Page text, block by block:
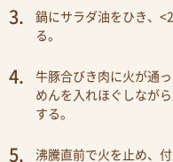
鍋にサラダ油をひき、
る。
牛豚合びき肉に火が通
めんを入れほぐしなが
する。
沸騰直前で火を止め、